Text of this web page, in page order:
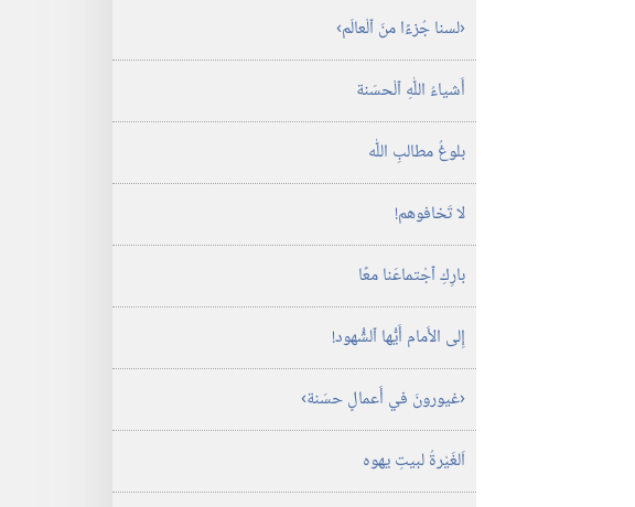
‏‹لسنا جُزءًا منَ ٱلْعالَم›‏
أَشياءُ اللّٰهِ ٱلْحسَنة
بلوغُ مطالبِ اللّٰه
لا تَخافوهم!‏
بارِكِ ٱجْتماعَنا معًا
إِلى الأَمام أَيُّها ٱلشُّهود!‏
‏‹غيورونَ في أَعمالٍ حسَنة›‏
اَلغَيْرةُ لبيتِ يهوه